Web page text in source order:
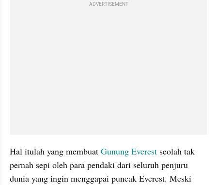
ADVERTISEMENT
Hal itulah yang membuat Gunung Everest seolah tak
pernah sepi oleh para pendaki dari seluruh penjuru
dunia yang ingin menggapai puncak Everest. Meski